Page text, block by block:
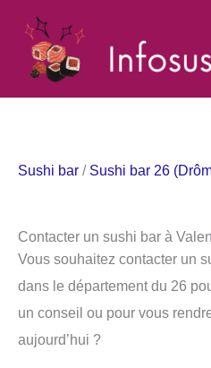
contenu
Sushi bar / Sushi bar 26
Contacter un sushi bar à
Vous souhaitez contacter un
dans le département du 26
un conseil ou pour vous
aujourd’hui ?